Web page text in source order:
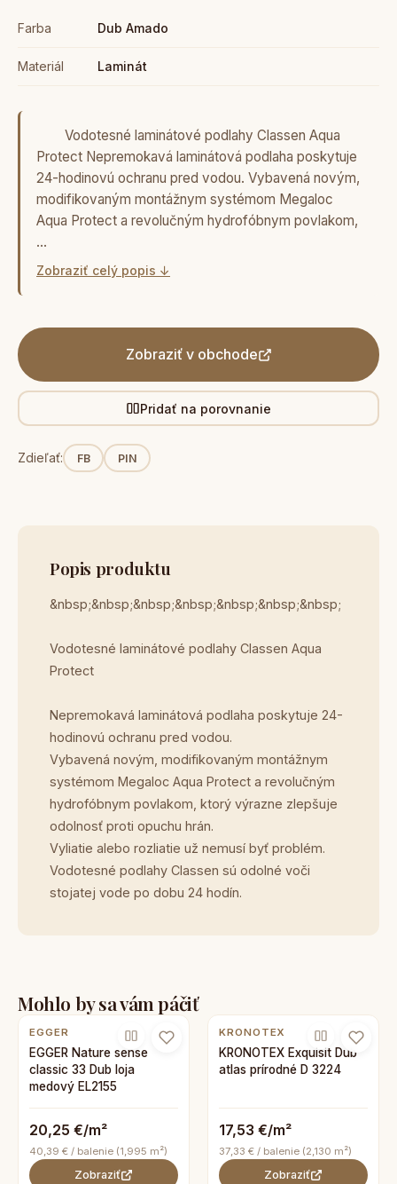
Farba Dub Amado
Materiál Laminát
Vodotesné laminátové podlahy Classen Aqua
Protect Nepremokavá laminátová podlaha poskytuje
24-hodinovú ochranu pred vodou. Vybavená novým,
modifikovaným montážnym systémom Megaloc
Aqua Protect a revolučným hydrofóbnym povlakom,
…
Zobraziť celý popis ↓
Zobraziť v obchode
Pridať na porovnanie
Zdieľať: FB PIN
Popis produktu
&nbsp;&nbsp;&nbsp;&nbsp;&nbsp;&nbsp;&nbsp;
Vodotesné laminátové podlahy Classen Aqua
Protect
Nepremokavá laminátová podlaha poskytuje 24-
hodinovú ochranu pred vodou.
Vybavená novým, modifikovaným montážnym
systémom Megaloc Aqua Protect a revolučným
hydrofóbnym povlakom, ktorý výrazne zlepšuje
odolnosť proti opuchu hrán.
Vyliatie alebo rozliatie už nemusí byť problém.
Vodotesné podlahy Classen sú odolné voči
stojatej vode po dobu 24 hodín.
Mohlo by sa vám páčiť
EGGER
EGGER Nature sense
classic 33 Dub loja
medový EL2155
20,25 €/m²
40,39 € / balenie (1,995 m²)
Zobraziť
KRONOTEX
KRONOTEX Exquisit Dub
atlas prírodné D 3224
17,53 €/m²
37,33 € / balenie (2,130 m²)
Zobraziť